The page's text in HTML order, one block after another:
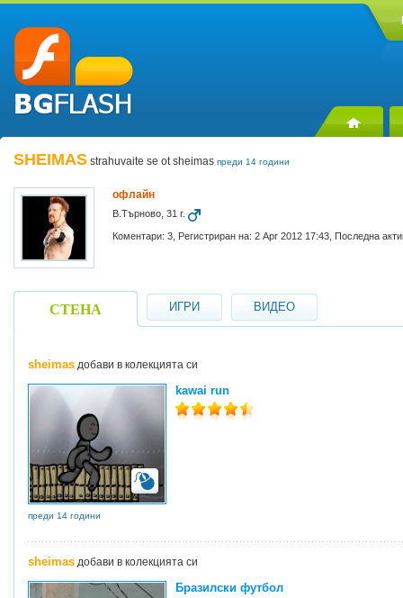
SHEIMAS strahuvaite se ot sheimas преди 14 години
офлайн
В.Търново, 31 г.
Коментари: 3, Регистриран на: 2 Apr 2012 17:43, Последна
СТЕНА ИГРИ ВИДЕО
sheimas добави в колекцията си
kawai run
преди 14 години
sheimas добави в колекцията си
Бразилски футбол